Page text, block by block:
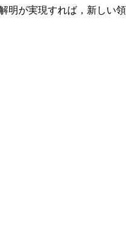
が実現すれば，新し